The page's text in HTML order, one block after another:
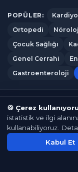
POPÜLER:
Ortopedi
Çocuk Sağlığı
Genel Cerrahi
Gastroenteroloji
© 2026
Gizlilik
🍪 Çerez
istatistik ve ilgi
kullanabiliyoruz.
Kabul Et